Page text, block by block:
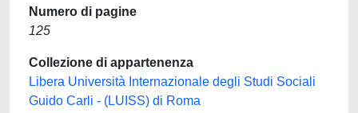
Numero di pagine
125
Collezione di appartenenza
Libera Università Internazionale degli Studi Sociali
Guido Carli - (LUISS) di Roma